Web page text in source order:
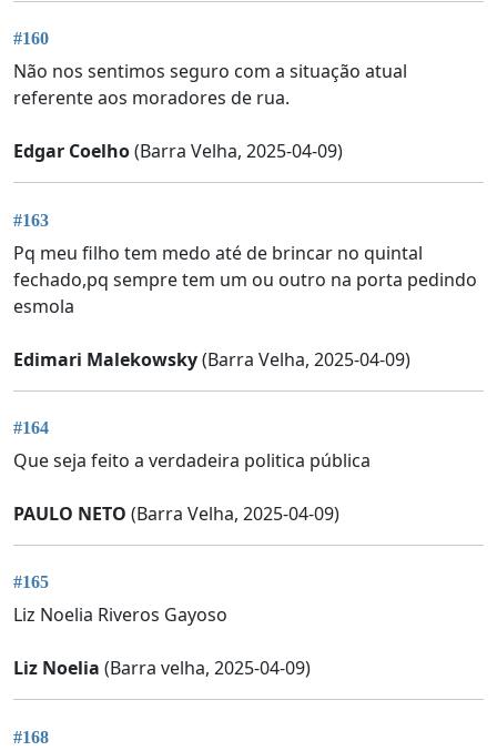
#160
Não nos sentimos seguro com a situação atual
referente aos moradores de rua.
Edgar Coelho(Barra Velha, 2025-04-09)
#163
Pq meu filho tem medo até de brincar no quintal
fechado,pq sempre tem um ou outro na porta pedindo
esmola
Edimari Malekowsky(Barra Velha, 2025-04-09)
#164
Que seja feito a verdadeira politica pública
PAULO NETO (Barra Velha, 2025-04-09)
#165
Liz Noelia Riveros Gayoso
Liz Noelia (Barra velha, 2025-04-09)
#168